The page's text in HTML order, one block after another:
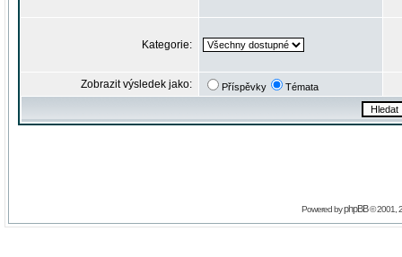
Kategorie:
Zobrazit výsledek jako: Příspěvky Témata
Powered byphpBB© 2001,